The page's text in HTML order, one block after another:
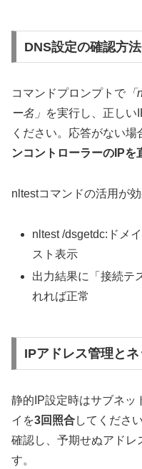
DNS設定の確認方法
コマンドプロンプトで
ー名」 を実行し、正しい
ください。応答がない
ンコントローラーのIPを
nltestコマンドの活用が効
nltest /dsgetdc:ドメ
スト表示
出力結果に「接続テ
れれば正常
IPアドレス管理と
静的IP設定時はサブネッ
イを3回照合してくださ
確認し、予期せぬアドレ
す。